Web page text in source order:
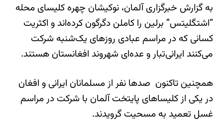
به گزارش خبرگزاری آلمان، نوکیشان چهره کلیسای محله
“اشتگلیتس” برلین را کاملن دگرگون کرده‌اند و اکثریت
کسانی که در مراسم عبادی روزهای یک‌شنبه شرکت
می‌کنند ایرانی‌تبار و عده‌ای شهروند افغانستان هستند.
همچنین تاکنون صدها نفر از مسلمانان ایرانی و افغان
در یکی از کلیساهای پایتخت آلمان با شرکت در مراسم
غسل تعمید به مسحیت گرویدند.